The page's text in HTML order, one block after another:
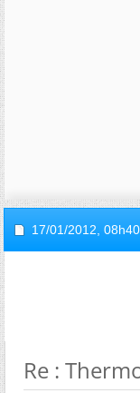
17/01/2012, 08h40
Re :